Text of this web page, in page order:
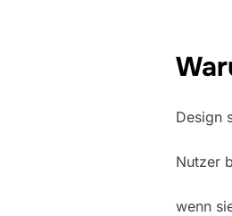
Design
Nutzer
wenn